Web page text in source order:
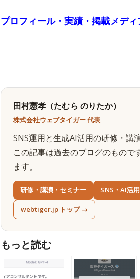
プロフィール・実績・掲載メデ
田村憲孝（たむら のりたか）
株式会社ウェブタイガー 代表
SNS運用と生成AI活用の研修・講
この記事は過去のブログのもの
ます。
研修・講演・セミナー SNS・AI活
webtiger.jp トップ →
もっと読む